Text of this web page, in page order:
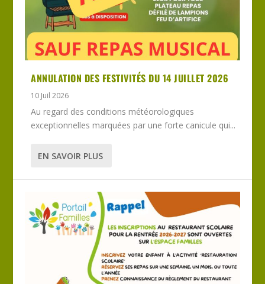
ANNULATION DES FESTIVITÉS DU 14 JUILLET 2026
10 Juil 2026
Au regard des conditions météorologiques
exceptionnelles marquées par une forte canicule qui...
EN SAVOIR PLUS